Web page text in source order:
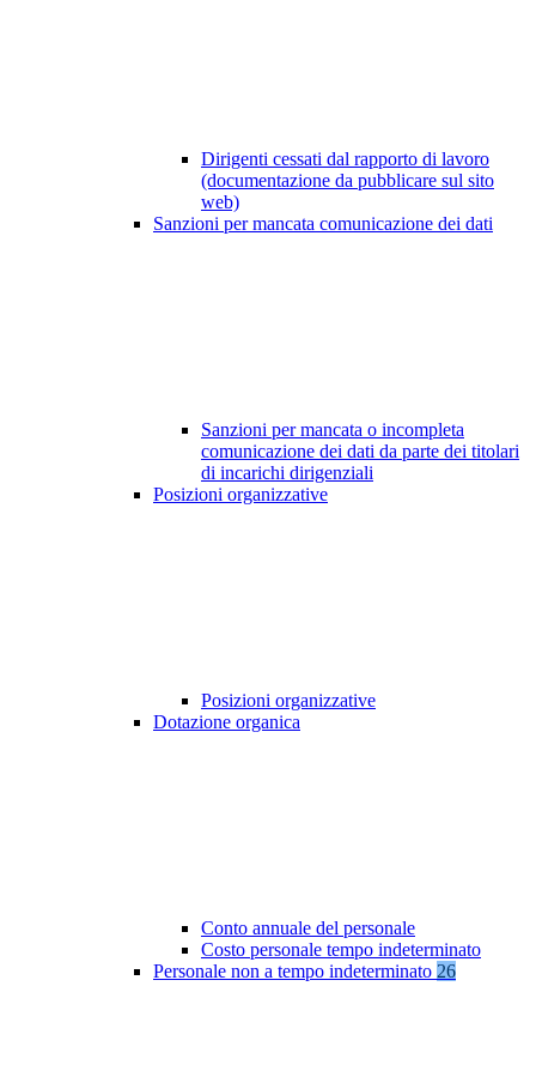
Dirigenti cessati dal rapporto di lavoro
(documentazione da pubblicare sul sito
web)
Sanzioni per mancata comunicazione dei dati
Sanzioni per mancata o incompleta
comunicazione dei dati da parte dei titolari
di incarichi dirigenziali
Posizioni organizzative
Posizioni organizzative
Dotazione organica
Conto annuale del personale
Costo personale tempo indeterminato
Personale non a tempo indeterminato 26